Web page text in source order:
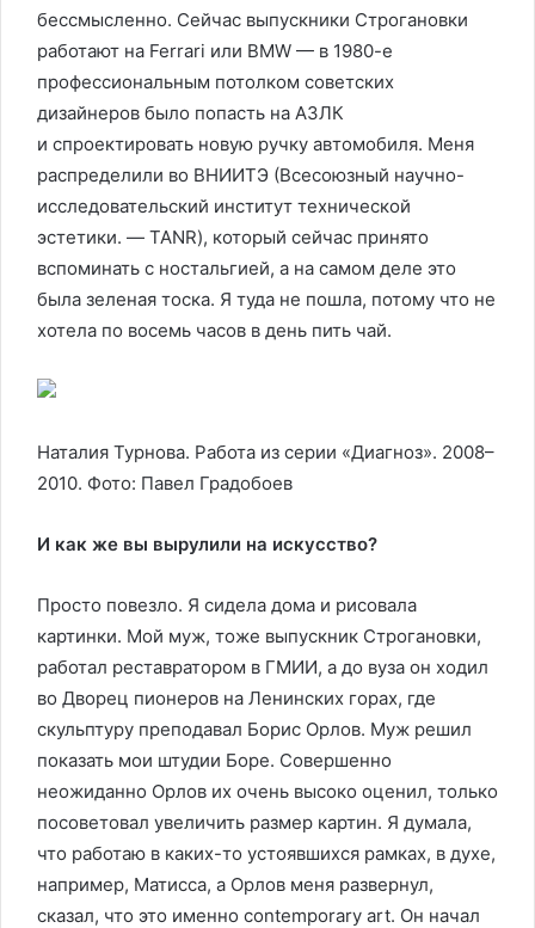
бессмысленно. Сейчас выпускники Строгановки
работают на Ferrari или BMW — в 1980-е
профессиональным потолком советских
дизайнеров было попасть на АЗЛК
и спроектировать новую ручку автомобиля. Меня
распределили во ВНИИТЭ (Всесоюзный научно-
исследовательский институт технической
эстетики. — TANR), который сейчас принято
вспоминать с ностальгией, а на самом деле это
была зеленая тоска. Я туда не пошла, потому что не
хотела по восемь часов в день пить чай.
Наталия Турнова. Работа из серии «Диагноз». 2008–
2010. Фото: Павел Градобоев
И как же вы вырулили на искусство?
Просто повезло. Я сидела дома и рисовала
картинки. Мой муж, тоже выпускник Строгановки,
работал реставратором в ГМИИ, а до вуза он ходил
во Дворец пионеров на Ленинских горах, где
скульптуру преподавал Борис Орлов. Муж решил
показать мои штудии Боре. Совершенно
неожиданно Орлов их очень высоко оценил, только
посоветовал увеличить размер картин. Я думала,
что работаю в каких-то устоявшихся рамках, в духе,
например, Матисса, а Орлов меня развернул,
сказал, что это именно contemporary art. Он начал